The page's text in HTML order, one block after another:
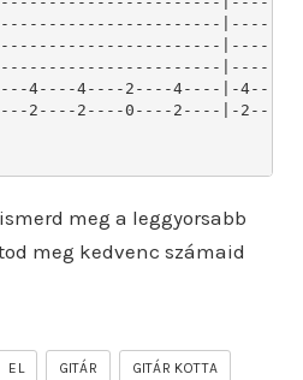
meg a leggyorsabb
meg kedvenc számaid
EL GITÁR GITÁR KOTTA